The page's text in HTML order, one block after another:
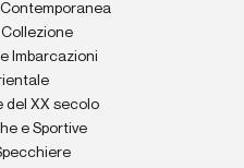
Imbarcazioni
del XX secolo
e Sportive